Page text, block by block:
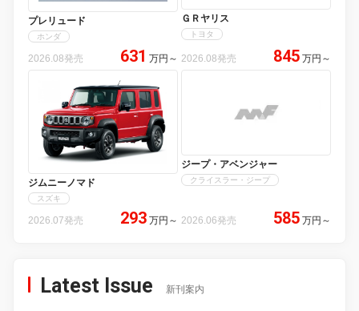
プレリュード
ホンダ
2026.08発売 631 万円 ～
ＧＲヤリス
トヨタ
2026.08発売 845 万円 ～
ジムニーノマド
スズキ
2026.07発売 293 万円 ～
ジープ・アベンジャー
クライスラー・ジープ
2026.06発売 585 万円 ～
Latest Issue 新刊案内